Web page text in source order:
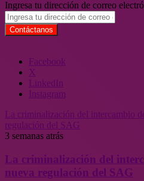
Ingresa tu dirección de correo
Facebook
X
LinkedIn
Instagram
La criminalización del intercambio
regulación del SAG
3 semanas atrás
La criminalización del
nueva regulación del SAG